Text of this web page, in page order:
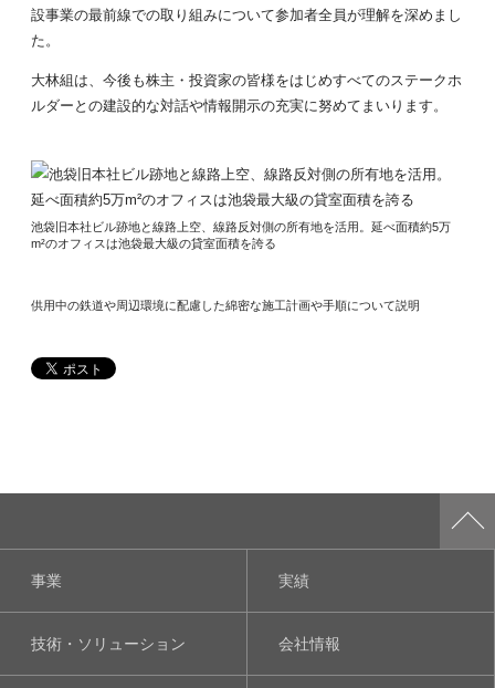
設事業の最前線での取り組みについて参加者全員が理解を深めまし
た。
大林組は、今後も株主・投資家の皆様をはじめすべてのステークホ
ルダーとの建設的な対話や情報開示の充実に努めてまいります。
池袋旧本社ビル跡地と線路上空、線路反対側の所有地を活用。延べ面積約5万
m²のオフィスは池袋最大級の貸室面積を誇る
供用中の鉄道や周辺環境に配慮した綿密な施工計画や手順について説明
事業 実績
技術・ソリューション 会社情報